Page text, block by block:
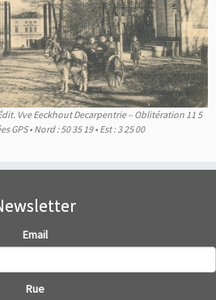
Vve Eeckhout Decarpentrie – Oblitération 11 5
GPS • Nord : 50 35 19 • Est : 3 25 00
Email
Rue